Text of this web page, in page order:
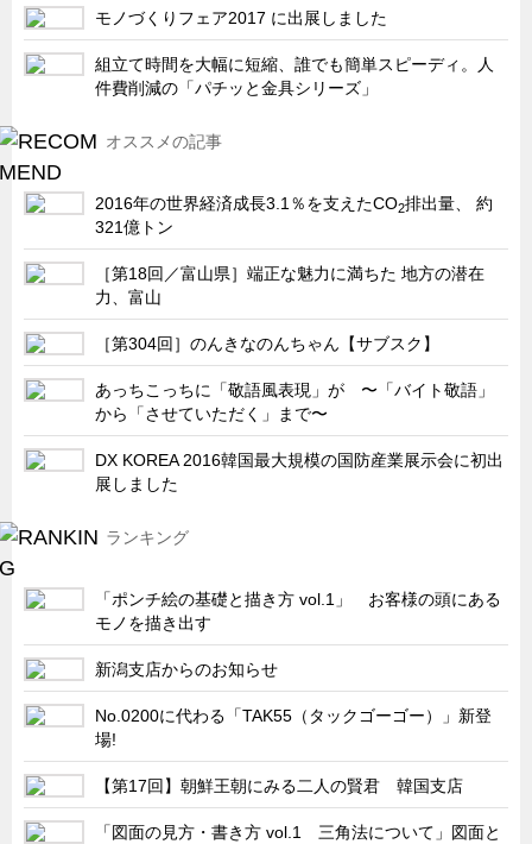
農業関連
半導体製造装置関連
サーバーラック・エンクロジャー
フリーザー・フードマシナリー関連
自動販売機・自動改札機関連
鉄道車両・駅舎関連
CATEGORY 連載
営業、丸ごとフカボリ
新製品開発最前線
Before After
旬の野菜とタキゲン製品
ポンチ絵の基礎と描き方
図面の見方・書き方
キャビネット工業会規格「CA300」集中講義
ズバッとお悩み解決 テクニカル Q and A
瀧源点回帰
光る技術！未来へのモノづくり
モノづくりフェア2017 に出展しました
組立て時間を大幅に短縮、誰でも簡単スピーディ。人
件費削減の「パチッと金具シリーズ」
オススメの記事
2016年の世界経済成長3.1％を支えたCO2排出量、 約
321億トン
［第18回／富山県］端正な魅力に満ちた 地方の潜在
力、富山
［第304回］のんきなのんちゃん【サブスク】
あっちこっちに「敬語風表現」が 〜「バイト敬語」
から「させていただく」まで〜
DX KOREA 2016韓国最大規模の国防産業展示会に初出
展しました
ランキング
「ポンチ絵の基礎と描き方 vol.1」 お客様の頭にある
モノを描き出す
新潟支店からのお知らせ
No.0200に代わる「TAK55（タックゴーゴー）」新登
場!
【第17回】朝鮮王朝にみる二人の賢君 韓国支店
「図面の見方・書き方 vol.1 三角法について」図面と